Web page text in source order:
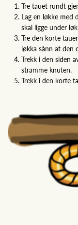
Tre tauet rundt
Lag en løkke med
skal ligge under
Tre den korte
løkka sånn at den
Trekk i den siden
stramme knuten.
Trekk i den korte